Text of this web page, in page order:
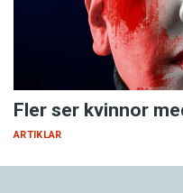
Fler ser kvinnor
ARTIKLAR